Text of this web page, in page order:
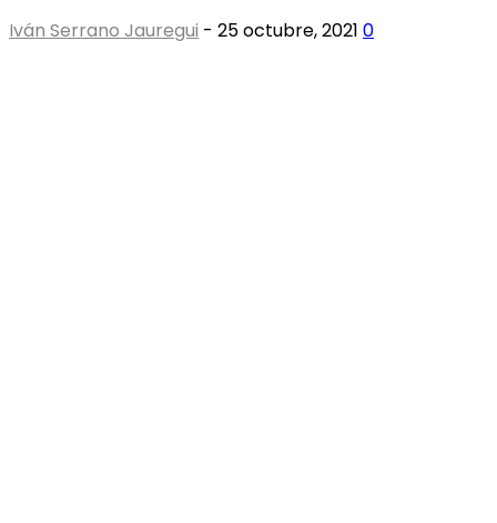
Iván Serrano Jauregui - 25 octubre, 2021 0